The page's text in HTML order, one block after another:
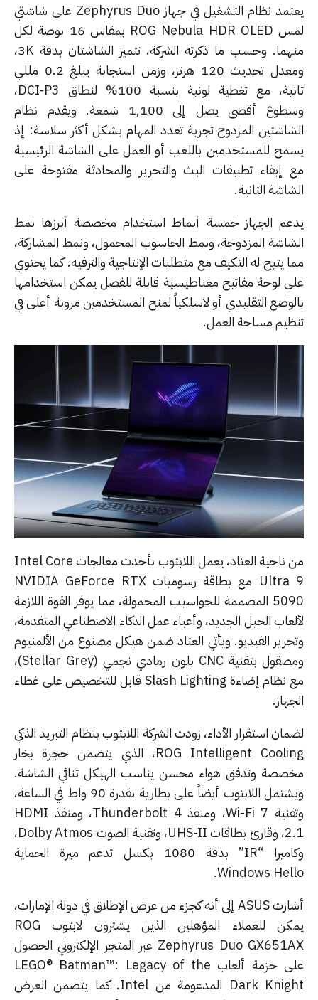
يعتمد نظام التشغيل في جهاز Zephyrus Duo على شاشتي
لمس ROG Nebula HDR OLED بمقاس 16 بوصة لكل
منهما. وحسب ما ذكرته الشركة، تتميز الشاشتان بدقة 3K،
ومعدل تحديث 120 هرتز، وزمن استجابة يبلغ 0.2 مللي
ثانية، مع تغطية لونية بنسبة 100% لنطاق DCI-P3،
وسطوع أقصى يصل إلى 1,100 شمعة. ويقدم نظام
المزدوج تجربة تعدد المهام بشكل أكثر سلاسة: إذ
للمستخدمين باللعب أو العمل على الشاشة الرئيسية
إبقاء تطبيقات البث والتحرير والمحادثة مفتوحة على
الثانية.
الجهاز خمسة أنماط استخدام مخصصة أبرزها نمط
المزدوجة، ونمط الحاسوب المحمول، ونمط المشاركة،
يتيح له التكيف مع متطلبات الإنتاجية والترفيه. كما يحتوي
لوحة مفاتيح مغناطيسية قابلة للفصل يمكن استخدامها
التقليدي أو لاسلكياً لمنح المستخدمين مرونة أعلى في
مساحة العمل.
من ناحية العتاد، يعمل اللابتوب بأحدث معالجات Intel Core
Ultra 9 مع بطاقة رسوميات NVIDIA GeForce RTX
5090 المصممة للحواسيب المحمولة، مما يوفر القوة اللازمة
الجيل الجديد، وأعباء عمل الذكاء الاصطناعي المتقدمة،
الفيديو. ويأتي العتاد ضمن هيكل مصنوع من الألمنيوم
ومصقول بتقنية CNC بلون رمادي نجمي (Stellar Grey)،
مع نظام إضاءة Slash Lighting قابل للتخصيص على غطاء
استقرار الأداء، زودت الشركة اللابتوب بنظام التبريد الذكي
ROG Intelligent Cooling، الذي يتضمن حجرة بخار
وتدفق هواء محسن يناسب الهيكل ثنائي الشاشة.
ويشتمل اللابتوب أيضاً على بطارية بقدرة 90 واط في الساعة،
وتقنية Wi-Fi 7، ومنفذ Thunderbolt 4، ومنفذ HDMI
2.1، وقارئ بطاقات UHS-II، وتقنية الصوت Dolby Atmos،
وكاميرا “IR” بدقة 1080 بكسل تدعم ميزة الحماية
Windows
أشارت ASUS إلى أنه كجزء من عرض الإطلاق في دولة الإمارات،
يمكن للعملاء المؤهلين الذين يشترون لابتوب ROG
Zephyrus Duo GX651AX عبر المتجر الإلكتروني الحصول
على حزمة ألعاب LEGO® Batman™: Legacy of the
Dark Knight المدعومة من Intel. كما يتضمن العرض